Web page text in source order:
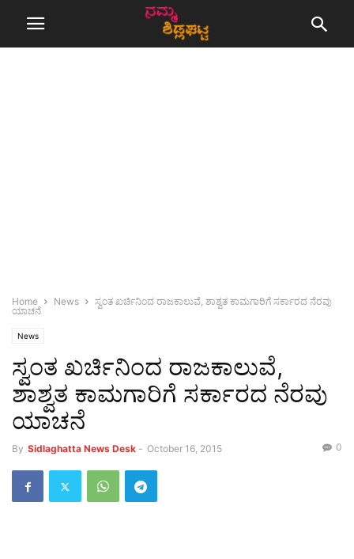
Home News
ಸ್ವಂತ ಖರ್ಚಿನಿಂದ ರಾಜಕಾಲುವೆ, ಶಾಶ್ವತ ಕಾಮಗಾರಿಗೆ ಸರ್ಕಾರದ ನೆರವು
ಯಾಚನೆ
News
ಸ್ವಂತ ಖರ್ಚಿನಿಂದ ರಾಜಕಾಲುವೆ,
ಶಾಶ್ವತ ಕಾಮಗಾರಿಗೆ ಸರ್ಕಾರದ ನೆರವು
ಯಾಚನೆ
By Sidlaghatta News Desk - October 16, 2015 0